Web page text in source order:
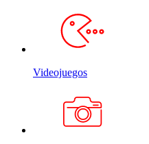
Videojuegos